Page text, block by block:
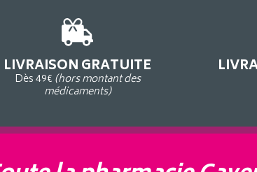
LIVRAISON GRATUITE
Dès 49€ (hors montant des
médicaments)